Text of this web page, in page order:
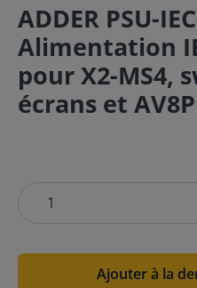
ADDER PSU-
Alimentation
pour X2-MS4,
écrans et
Ajouter à la